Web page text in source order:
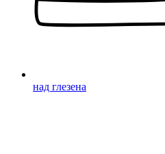
над глезена